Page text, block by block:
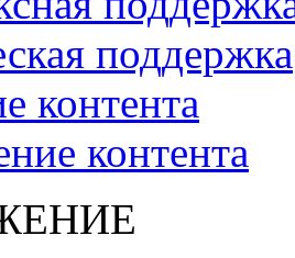
поддержка
контента
контента